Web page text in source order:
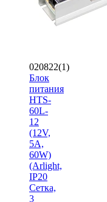
020822(1)
Блок
питания
HTS-
60L-
12
(12V,
5A,
60W)
(Arlight,
IP20
Сетка,
3